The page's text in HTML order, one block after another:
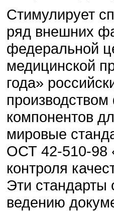
Стимулирует
ряд внешних
федеральной
медицинской
года»
компонентов
мировые
ОСТ 42-510-98
контроля
Эти стандарты
ведению